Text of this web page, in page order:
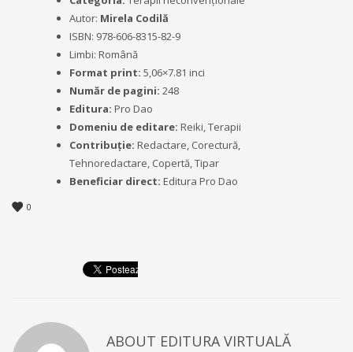
Autor: Mirela Codilă
ISBN: 978-606-8315-82-9
Limbi: Română
Format print: 5,06×7.81 inci
Număr de pagini: 248
Editura: Pro Dao
Domeniu de editare: Reiki, Terapii
Contribuție: Redactare, Corectură,
Tehnoredactare, Copertă, Tipar
Beneficiar direct: Editura Pro Dao
0
ABOUT EDITURA VIRTUALĂ